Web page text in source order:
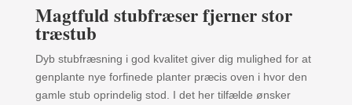
Magtfuld stubfræser fjerner stor
træstub
Dyb stubfræsning i god kvalitet giver dig mulighed for at
genplante nye forfinede planter præcis oven i hvor den
gamle stub oprindelig stod. I det her tilfælde ønsker